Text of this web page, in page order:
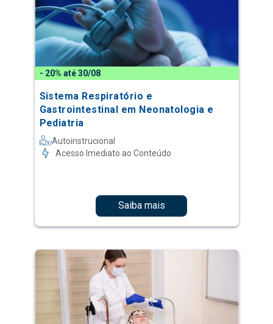
- 20% até 30/08
Sistema Respiratório e
Gastrointestinal em Neonatologia e
Pediatria
Autoinstrucional
Acesso Imediato ao Conteúdo
Saiba mais